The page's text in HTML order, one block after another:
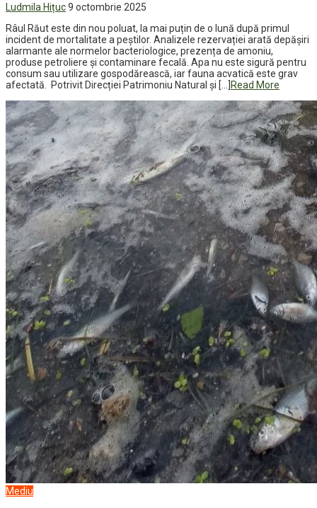
Ludmila Hițuc9 octombrie 2025
Râul Răut este din nou poluat, la mai puțin de o lună după primul
incident de mortalitate a peștilor. Analizele rezervației arată depășiri
alarmante ale normelor bacteriologice, prezența de amoniu,
produse petroliere și contaminare fecală. Apa nu este sigură pentru
consum sau utilizare gospodărească, iar fauna acvatică este grav
afectată. Potrivit Direcției Patrimoniu Natural și […]
Read More
Mediu